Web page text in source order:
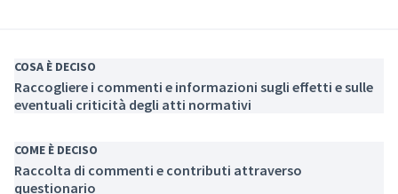
per l’ammissione dei medici alle scuole di
specializzazione di area sanitaria, rilanciare a livello
nazionale l’attività di ricerca;
legge 6 novembre 2021, n. 152
(Apre in una nuova
l’articolo 12 mira ad estendere i finanziamenti per
COSA È DECISO
Raccogliere i commenti e informazioni sugli effetti e sulle
eventuali criticità degli atti normativi
COME È DECISO
Raccolta di commenti e contributi attraverso
questionario